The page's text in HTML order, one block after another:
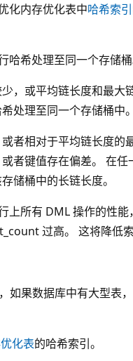
化内存优化表中哈希索
哈希处理至同一个存储
，或平均链长度和最
处理至同一个存储桶中。
者相对于平均链长度
者键值存在偏差。 在
储桶中的长链长度。
上所有 DML 操作的性能
过高。 这将降低索
如果数据库中有大型表，
化表的哈希索引。